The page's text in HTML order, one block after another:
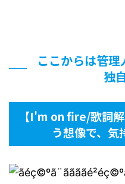
ここからは管
独
【I'm on fire/歌詞
う想像で、気